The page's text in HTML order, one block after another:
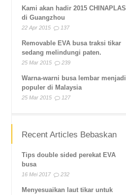
Kami akan hadir 2015 CHINAPLAS
di Guangzhou
22 Apr 2015 137
Removable EVA busa traksi tikar
sedang melindungi paten.
25 Mar 2015 239
Warna-warni busa lembar menjadi
populer di Malaysia
25 Mar 2015 127
Recent Articles Bebaskan
Tips double sided perekat EVA
busa
16 Mei 2017 232
Menyesuaikan laut tikar untuk